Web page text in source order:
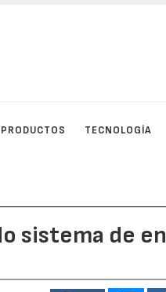
PRODUCTOS TECNOLOGÍA
sistema de